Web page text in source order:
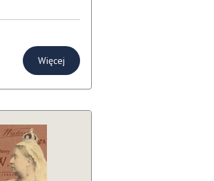
Więcej